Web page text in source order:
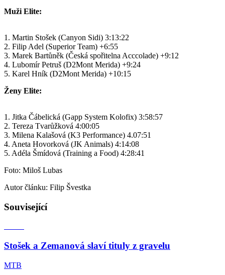
Muži Elite:
1. Martin Stošek (Canyon Sidi) 3:13:22
2. Filip Adel (Superior Team) +6:55
3. Marek Bartůněk (Česká spořitelna Acccolade) +9:12
4. Lubomír Petruš (D2Mont Merida) +9:24
5. Karel Hník (D2Mont Merida) +10:15
Ženy Elite:
1. Jitka Čábelická (Gapp System Kolofix) 3:58:57
2. Tereza Tvarůžková 4:00:05
3. Milena Kalašová (K3 Performance) 4.07:51
4. Aneta Hovorková (JK Animals) 4:14:08
5. Adéla Šmídová (Training a Food) 4:28:41
Foto: Miloš Lubas
Autor článku: Filip Švestka
Související
Stošek a Zemanová slaví tituly z gravelu
MTB